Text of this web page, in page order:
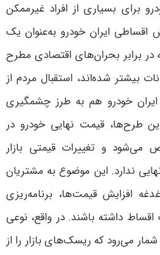
برای بسیاری از افراد غیرممکن
ایران خودرو به‌عنوان یک
در برابر بحران‌های اقتصادی مطرح
بیشتر شده‌اند، استقبال مردم از
خودرو هم به طرز چشمگیری
طرح‌ها، قیمت نهایی خودرو در
می‌شود و تغییرات قیمتی بازار
ندارد. این موضوع به مشتریان
افزایش قیمت‌ها، برنامه‌ریزی
داشته باشند. در واقع، نوعی
می‌رود که ریسک‌های بازار را از